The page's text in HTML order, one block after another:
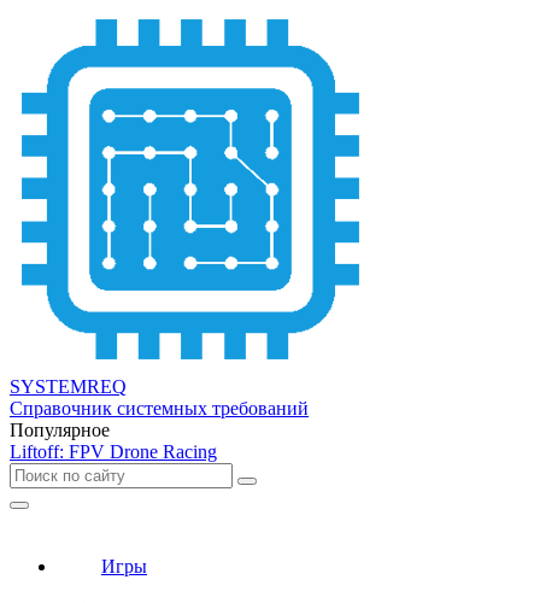
SYSTEMREQ
Справочник системных требований
Популярное
Liftoff: FPV Drone Racing
Игры